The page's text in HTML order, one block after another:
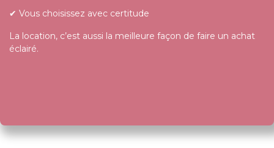
✔ Vous choisissez avec certitude
La location, c’est aussi la meilleure façon de faire un achat
éclairé.